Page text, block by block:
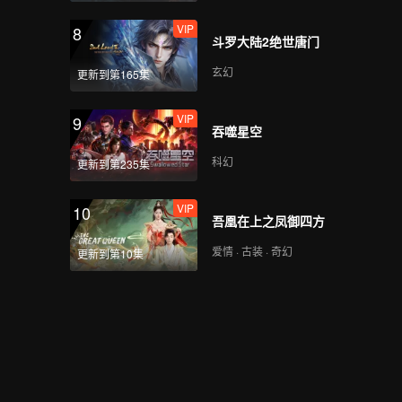
8
更新到第165集
VIP
斗罗大陆2绝世唐门
玄幻
9
更新到第235集
VIP
吞噬星空
科幻
10
更新到第10集
VIP
吾凰在上之凤御四方
爱情 · 古装 · 奇幻